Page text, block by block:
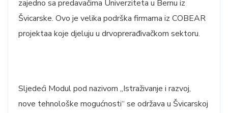
zajedno sa predavačima Univerziteta u Bernu iz
Švicarske. Ovo je velika podrška firmama iz COBEAR
projektaa koje djeluju u drvoprerađivačkom sektoru.
Sljedeći Modul pod nazivom „Istraživanje i razvoj,
nove tehnološke mogućnosti“ se održava u Švicarskoj